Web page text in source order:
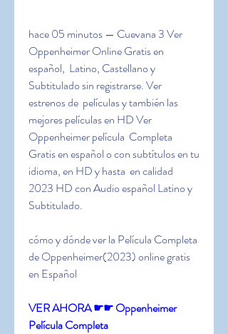
hace 05 minutos — Cuevana 3 Ver
Oppenheimer Online Gratis en
español,  Latino, Castellano y
Subtitulado sin registrarse. Ver
estrenos de  películas y también las
mejores películas en HD Ver
Oppenheimer película  Completa
Gratis en español o con subtítulos en tu
idioma, en HD y hasta  en calidad
2023 HD con Audio español Latino y
Subtitulado.
cómo y dónde ver la Película Completa
de Oppenheimer(2023) online gratis
en Español
VER AHORA ☛☛ Oppenheimer
Película Completa